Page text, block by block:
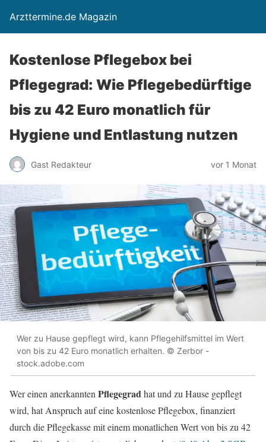
Arzttermine.de Magazin
Kostenlose Pflegebox bei
Pflegegrad: Wie Pflegebedürftige
bis zu 42 Euro monatlich für
Hygiene und Entlastung nutzen
Gast Redakteur vor 1 Monat
Wer zu Hause gepflegt wird, kann Pflegehilfsmittel im Wert
von bis zu 42 Euro monatlich erhalten. © Zerbor -
stock.adobe.com
Wer einen anerkannten Pflegegradhat und zu Hause gepflegt
wird, hat Anspruch auf eine kostenlose Pflegebox, finanziert
durch die Pflegekasse mit einem monatlichen Wert von bis zu 42